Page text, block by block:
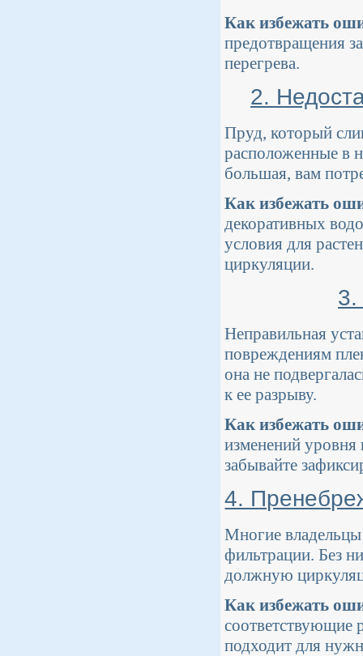
Как избежать
предотвращения
перегрева.
2.
Пруд, который
расположенные в
большая, вам
Как избежать
декоративных
условия для
циркуляции.
3.
Неправильная
повреждениям
она не
к ее разрыву.
Как избежать
изменений уровня
забывайте
4.
Многие
фильтрации. Без
должную
Как избежать
соответствующие
подходит для